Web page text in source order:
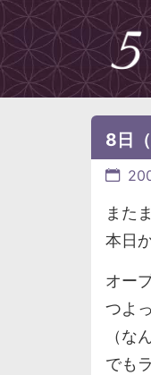
8日
また
本日
オー
つよ
（な
でも